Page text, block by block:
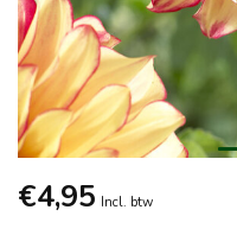
€4,95 Incl. btw